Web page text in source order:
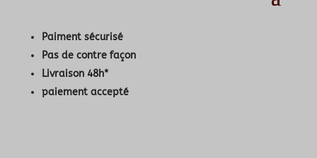
Paiment sécurisé
Pas de contre façon
Livraison 48h*
paiement accepté